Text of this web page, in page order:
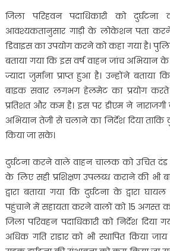
जिला परिहवन पदाधिकारी को
आवश्यकतानुसार गाड़ी के लोकेशन पता
डिवाइस का उपयोग करने को कहा गया है। पुलिस
बताया गया कि इस वर्ष वाहन जांच अभियान
ज्यादा जुर्माना प्राप्त हुआ है। उन्होंने बताया
बाइक सवार लगभग हेलमेट का प्रयोग करते
प्रतिशत और कम है। इस पर डीएम ने
अभियान तेजी से चलाने का निर्देश दिया ताकि
किया जा सके।
दुर्घटना करने वाले वाहन चालक को उचित
के लिए सही प्रशिक्षण उपलब्ध कराने की भी
द्वारा बताया गया कि दुर्घटना के द्वारा
पहुंचाने में सहायता करने वालों को 15 अगस्त
जिला परिवहन पदाधिकारी को निर्देश
अधिक गति राडार को भी स्थापित किया